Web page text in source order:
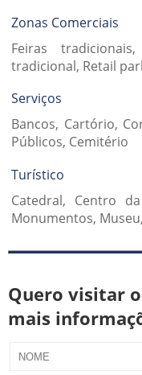
Zonas Comerciais
Feiras
tradicional, Retail
Serviços
Bancos, Cartório,
Públicos, Cemitério
Turístico
Catedral, Centro
Monumentos,
Quero visitar
mais